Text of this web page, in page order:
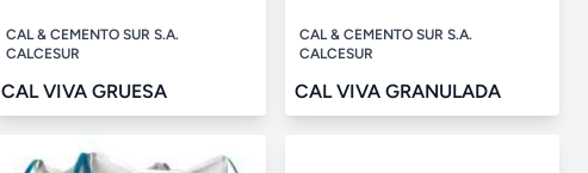
CAL & CEMENTO SUR S.A.
CALCESUR
CAL VIVA GRUESA
CAL & CEMENTO SUR S.A.
CALCESUR
CAL VIVA GRANULADA